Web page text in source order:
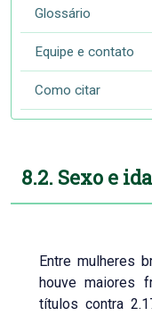
Glossário
Equipe e contato
Como citar
8.2. Sexo e
Entre mulheres
houve maiores
títulos contra